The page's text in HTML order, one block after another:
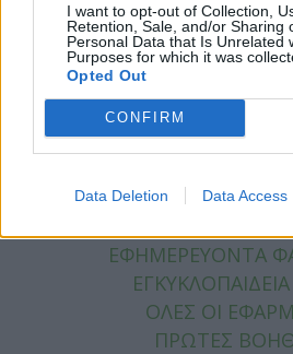
I want to opt-out of Collection,
Retention, Sale, and/or Sharing
Personal Data that Is Unrelated
Purposes for which it was
Opted Out
CONFIRM
Data Deletion Data Access
TIPS
ΧΡΗΣΙΜΑ
ΧΡΗΣΙΜΑ
ΕΦΗΜΕΡΕΥΟΝΤΑ
ΕΓΚΥΚΛΟΠΑΙΔΕΙΑ
ΟΛΕΣ ΟΙ
ΠΡΩΤΕΣ